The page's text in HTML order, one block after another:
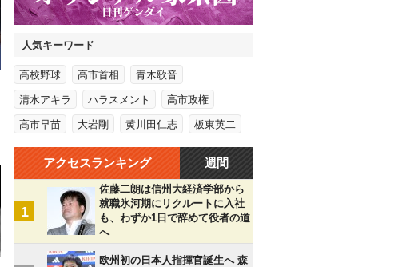
人気キーワード
高校野球 高市首相 青木歌音
清水アキラ ハラスメント 高市政権
高市早苗 大岩剛 黄川田仁志 板東英二
アクセスランキング 週間
1
佐藤二朗は信州大経済学部から
就職氷河期にリクルートに入社
も、わずか1日で辞めて役者の道
へ
欧州初の日本人指揮官誕生へ 森